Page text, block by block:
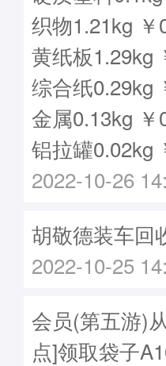
织物1.21kg ￥
黄纸板1.29kg
综合纸0.29kg
金属0.13kg ￥
铝拉罐0.02kg
2022-10-26
胡敬德装车回
2022-10-25
会员(第五游)
点]领取袋子